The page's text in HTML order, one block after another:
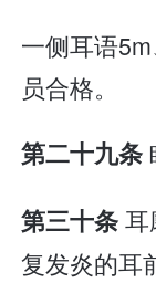
一侧耳语
员合格。
第二十九条
第三十条耳
复发炎的耳